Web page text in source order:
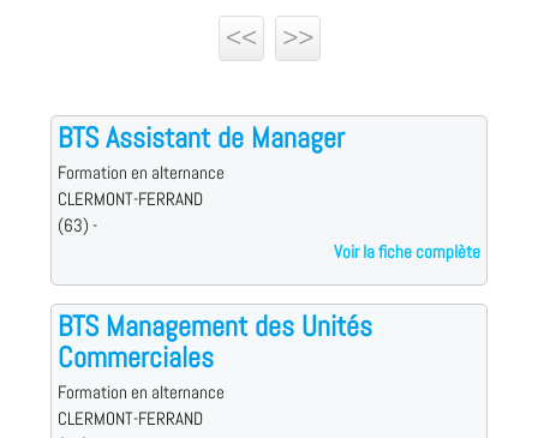
<<
>>
BTS Assistant de Manager
Formation en alternance
CLERMONT-FERRAND
(63) -
Voir la fiche complète
BTS Management des Unités
Commerciales
Formation en alternance
CLERMONT-FERRAND